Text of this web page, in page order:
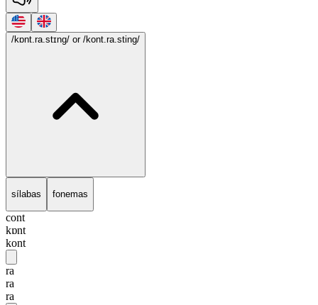
/kɒnt.ra.stɪng/ or /kont.ra.sting/
sílabas fonemas
cont
kɒnt
kont
ra
ra
ra